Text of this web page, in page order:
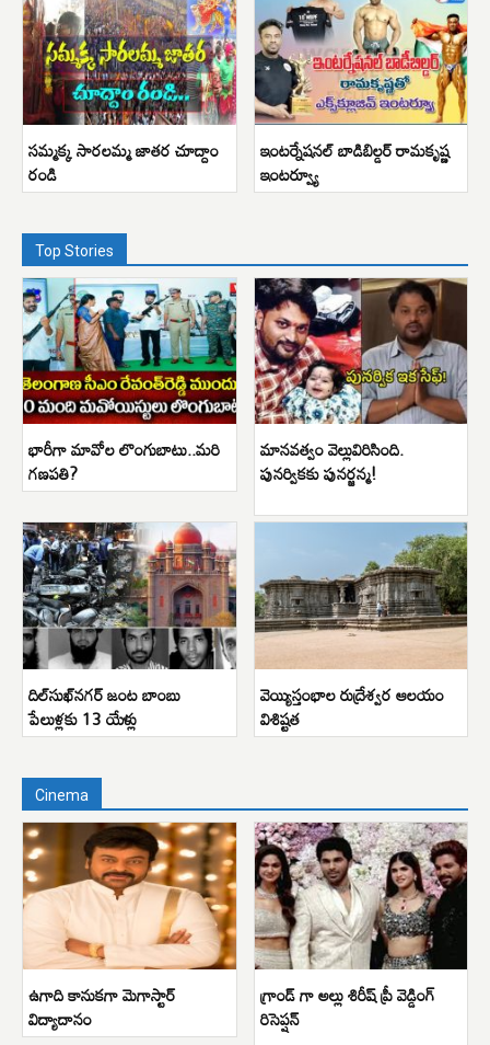
సమ్మక్క సారలమ్మ జాతర చూద్దాం
రండి
ఇంటర్నేషనల్ బాడిబిల్డర్ రామకృష్ణ
ఇంటర్వ్యూ
Top Stories
భారీగా మావోల లొంగుబాటు..మరి
గణపతి?
మానవత్వం వెల్లువిరిసింది.
పునర్వికకు పునర్జన్మ!
దిల్‌సుఖ్‌నగర్ జంట బాంబు
పేలుళ్లకు 13 యేళ్లు
వెయ్యిస్తంభాల రుద్రేశ్వర ఆలయం
విశిష్టత
Cinema
ఉగాది కానుకగా మెగాస్టార్
విద్యాదానం
గ్రాండ్ గా అల్లు శిరీష్ ప్రీ వెడ్డింగ్
రిసెప్షన్